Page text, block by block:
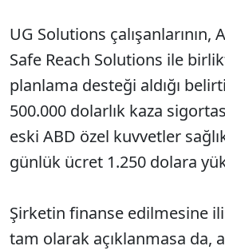
UG Solutions çalışanlarının,
Safe Reach Solutions ile
planlama desteği aldığı
500.000 dolarlık kaza
eski ABD özel kuvvetler
günlük ücret 1.250 dolara
Şirketin finanse edilmesine
tam olarak açıklanmasa da,